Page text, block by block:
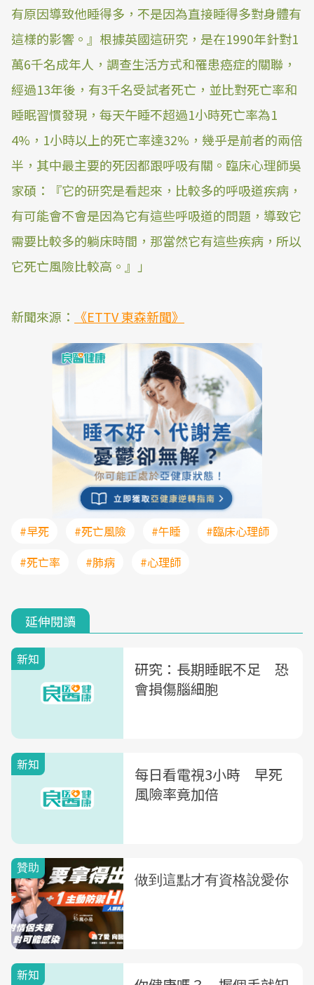
有原因導致他睡得多，不是因為直接睡得多對身體有
這樣的影響。』根據英國這研究，是在1990年針對1
萬6千名成年人，調查生活方式和罹患癌症的關聯，
經過13年後，有3千名受試者死亡，並比對死亡率和
睡眠習慣發現，每天午睡不超過1小時死亡率為1
4%，1小時以上的死亡率達32%，幾乎是前者的兩倍
半，其中最主要的死因都跟呼吸有關。臨床心理師吳
家碩：『它的研究是看起來，比較多的呼吸道疾病，
有可能會不會是因為它有這些呼吸道的問題，導致它
需要比較多的躺床時間，那當然它有這些疾病，所以
它死亡風險比較高。』」
新聞來源： 《ETTV 東森新聞》
#早死 #死亡風險 #午睡
#臨床心理師
#死亡率
#肺病 #心理師
延伸閱讀
新知
研究：長期睡眠不足 恐
會損傷腦細胞
新知
每日看電視3小時 早死
風險率竟加倍
新知